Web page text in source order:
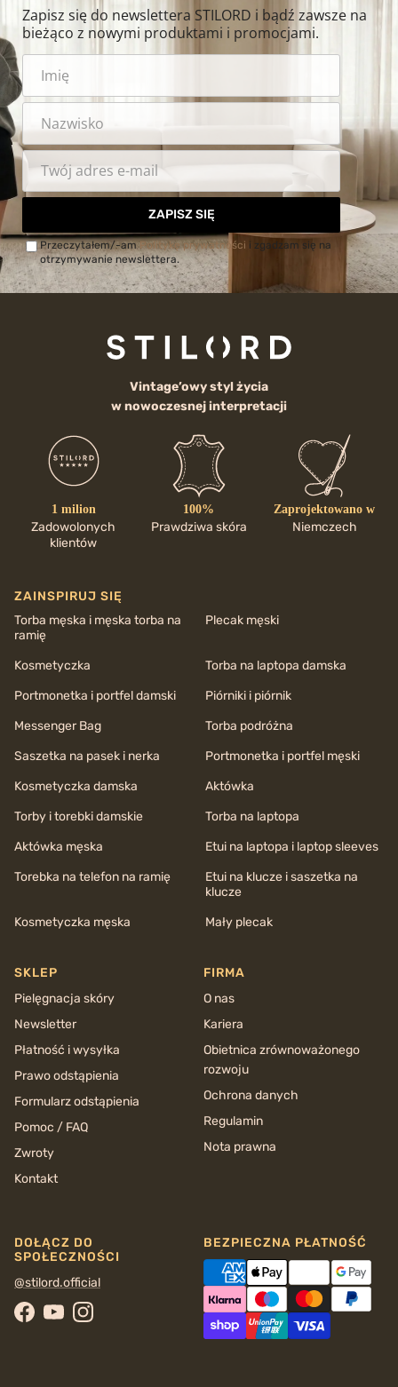
Zapisz się do newslettera STILORD i bądź zawsze na
bieżąco z nowymi produktami i promocjami.
ZAPISZ SIĘ
Przeczytałem/-amPolitykę prywatności i zgadzam się na
otrzymywanie newslettera.
Vintage’owy styl życia
w nowoczesnej interpretacji
1 milion
Zadowolonych
klientów
100%
Prawdziwa skóra
Zaprojektowano w
Niemczech
ZAINSPIRUJ SIĘ
Torba męska i męska torba na
ramię
Plecak męski
Kosmetyczka
Torba na laptopa damska
Portmonetka i portfel damski
Piórniki i piórnik
Messenger Bag
Torba podróżna
Saszetka na pasek i nerka
Portmonetka i portfel męski
Kosmetyczka damska
Aktówka
Torby i torebki damskie
Torba na laptopa
Aktówka męska
Etui na laptopa i laptop sleeves
Torebka na telefon na ramię
Etui na klucze i saszetka na
klucze
Kosmetyczka męska
Mały plecak
SKLEP
Pielęgnacja skóry
Newsletter
Płatność i wysyłka
Prawo odstąpienia
Formularz odstąpienia
Pomoc / FAQ
Zwroty
Kontakt
FIRMA
O nas
Kariera
Obietnica zrównoważonego
rozwoju
Ochrona danych
Regulamin
Nota prawna
DOŁĄCZ DO
SPOŁECZNOŚCI
@stilord.official
Facebook
YouTubeInstagram
BEZPIECZNA PŁATNOŚĆ